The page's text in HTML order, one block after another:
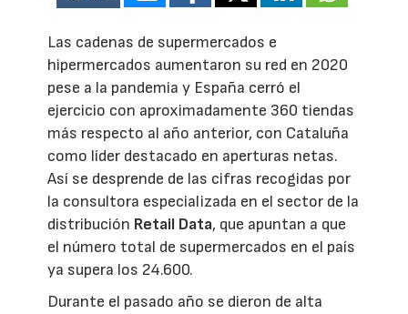
Las cadenas de supermercados e
hipermercados aumentaron su red en 2020
pese a la pandemia y España cerró el
ejercicio con aproximadamente 360 tiendas
más respecto al año anterior, con Cataluña
como líder destacado en aperturas netas.
Así se desprende de las cifras recogidas por
la consultora especializada en el sector de la
distribución Retail Data, que apuntan a que
el número total de supermercados en el país
ya supera los 24.600.
Durante el pasado año se dieron de alta